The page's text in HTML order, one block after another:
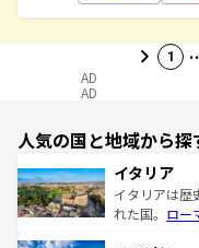
1
AD
AD
人気の国と地域から探
イタリア
イタリアは歴
れた国。 ロー